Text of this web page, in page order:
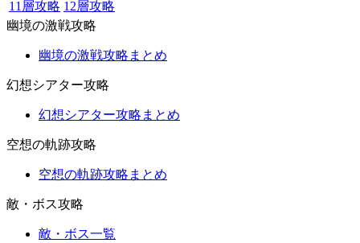
11層攻略 12層攻略
幽境の激戦攻略
幽境の激戦攻略まとめ
幻想シアター攻略
幻想シアター攻略まとめ
空想の軌跡攻略
空想の軌跡攻略まとめ
敵・ボス攻略
敵・ボス一覧